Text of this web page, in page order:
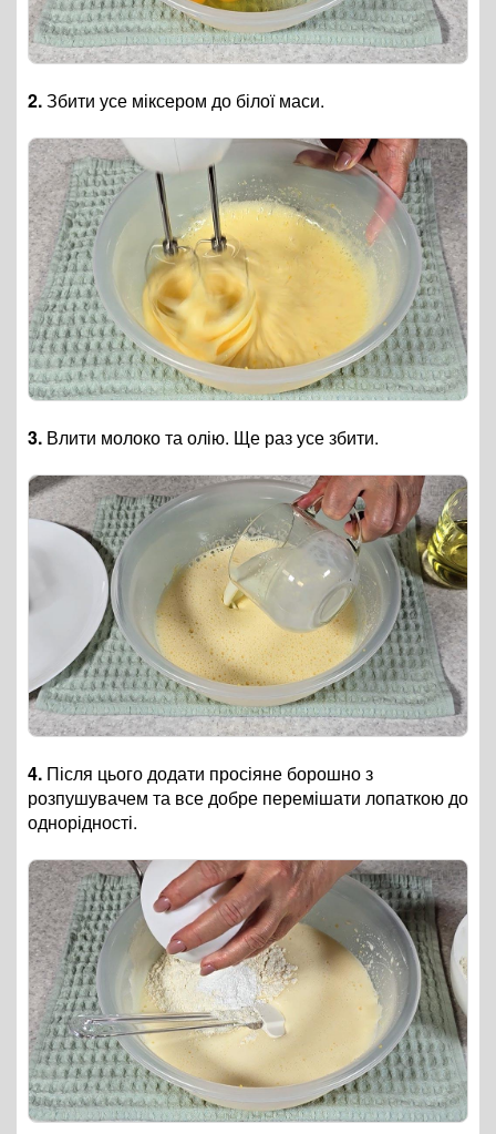
2.Збити усе міксером до білої маси.
3. Влити молоко та олію. Ще раз усе збити.
4. Після цього додати просіяне борошно з
розпушувачем та все добре перемішати лопаткою до
однорідності.